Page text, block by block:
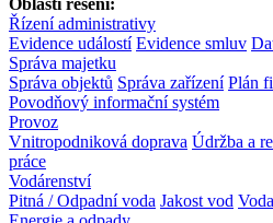
Řízení administrativy
Evidence událostí Evidence smluv
Správa majetku
Správa objektů Správa zařízení Plán
Povodňový informační systém
Provoz
Vnitropodniková doprava Údržba a
práce
Vodárenství
Pitná / Odpadní voda Jakost vod